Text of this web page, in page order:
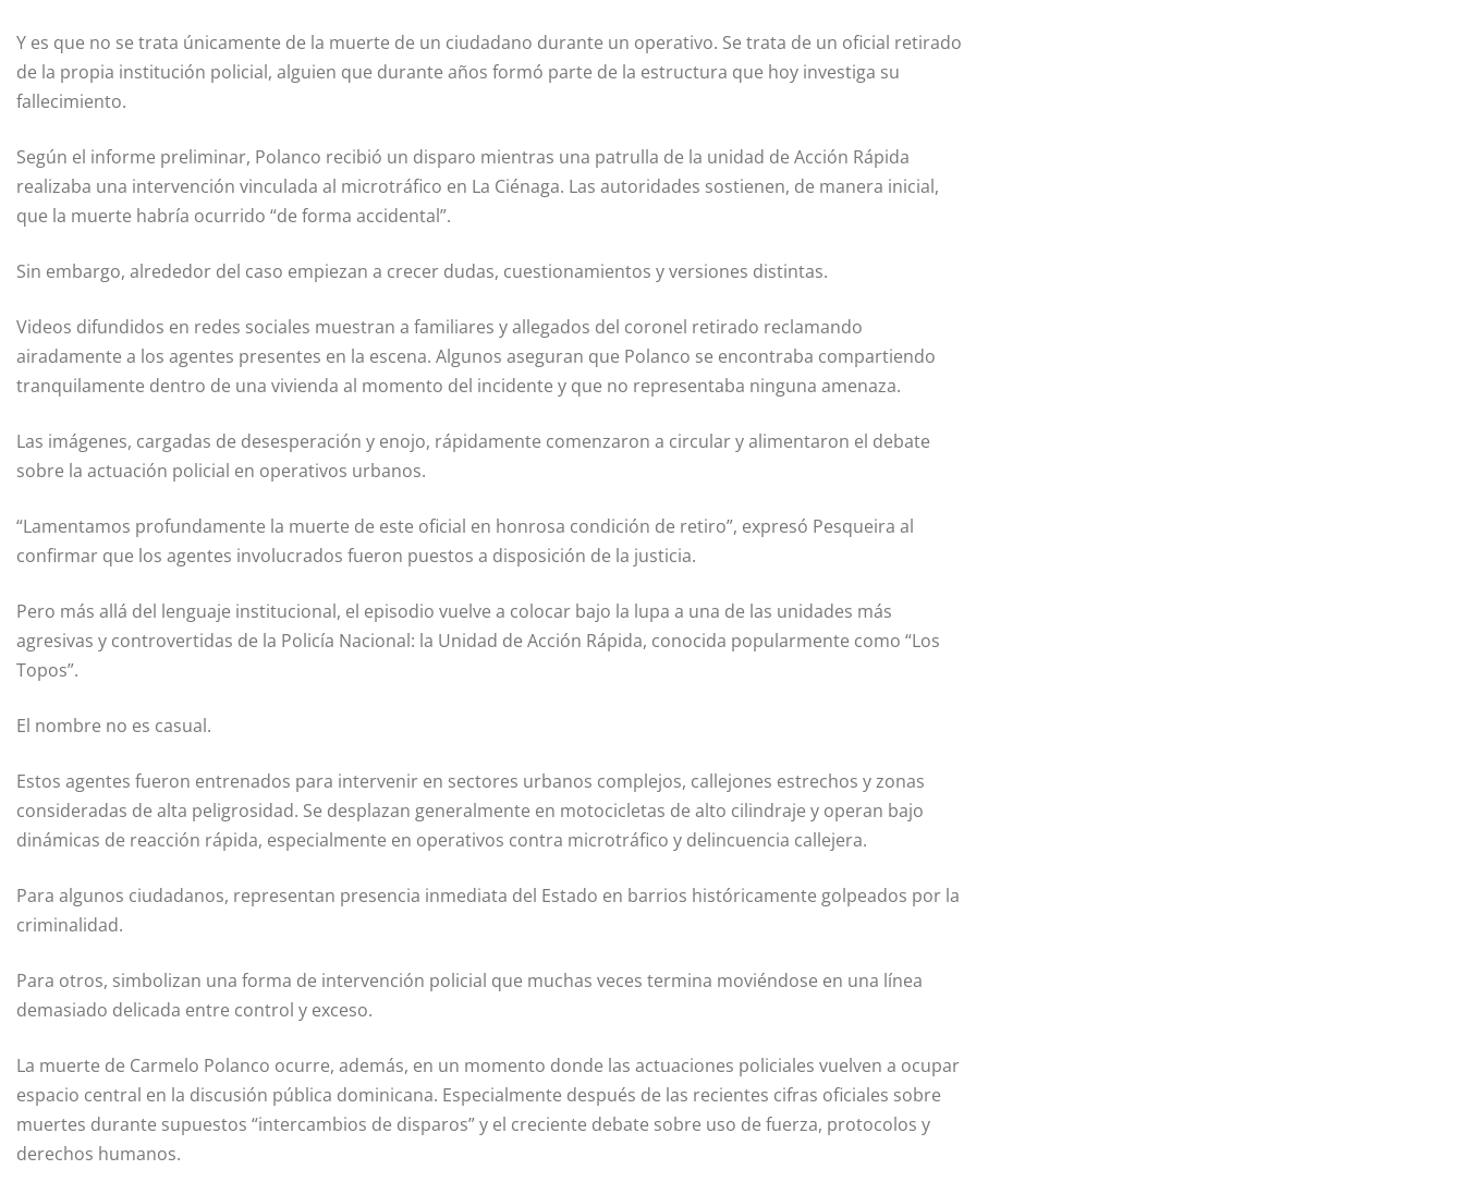
Y es que no se trata únicamente de la muerte de un ciudadano durante un operativo. Se trata de un oficial retirado
de la propia institución policial, alguien que durante años formó parte de la estructura que hoy investiga su
fallecimiento.
Según el informe preliminar, Polanco recibió un disparo mientras una patrulla de la unidad de Acción Rápida
realizaba una intervención vinculada al microtráfico en La Ciénaga. Las autoridades sostienen, de manera inicial,
que la muerte habría ocurrido “de forma accidental”.
Sin embargo, alrededor del caso empiezan a crecer dudas, cuestionamientos y versiones distintas.
Videos difundidos en redes sociales muestran a familiares y allegados del coronel retirado reclamando
airadamente a los agentes presentes en la escena. Algunos aseguran que Polanco se encontraba compartiendo
tranquilamente dentro de una vivienda al momento del incidente y que no representaba ninguna amenaza.
Las imágenes, cargadas de desesperación y enojo, rápidamente comenzaron a circular y alimentaron el debate
sobre la actuación policial en operativos urbanos.
“Lamentamos profundamente la muerte de este oficial en honrosa condición de retiro”, expresó Pesqueira al
confirmar que los agentes involucrados fueron puestos a disposición de la justicia.
Pero más allá del lenguaje institucional, el episodio vuelve a colocar bajo la lupa a una de las unidades más
agresivas y controvertidas de la Policía Nacional: la Unidad de Acción Rápida, conocida popularmente como “Los
Topos”.
El nombre no es casual.
Estos agentes fueron entrenados para intervenir en sectores urbanos complejos, callejones estrechos y zonas
consideradas de alta peligrosidad. Se desplazan generalmente en motocicletas de alto cilindraje y operan bajo
dinámicas de reacción rápida, especialmente en operativos contra microtráfico y delincuencia callejera.
Para algunos ciudadanos, representan presencia inmediata del Estado en barrios históricamente golpeados por la
criminalidad.
Para otros, simbolizan una forma de intervención policial que muchas veces termina moviéndose en una línea
demasiado delicada entre control y exceso.
La muerte de Carmelo Polanco ocurre, además, en un momento donde las actuaciones policiales vuelven a ocupar
espacio central en la discusión pública dominicana. Especialmente después de las recientes cifras oficiales sobre
muertes durante supuestos “intercambios de disparos” y el creciente debate sobre uso de fuerza, protocolos y
derechos humanos.